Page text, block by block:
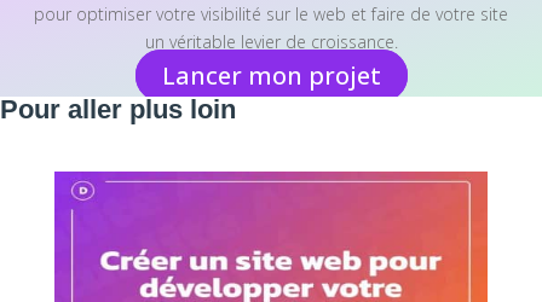
pour optimiser votre visibilité sur le web et faire de votre site
un véritable levier de croissance.
Lancer mon projet
Pour aller plus loin